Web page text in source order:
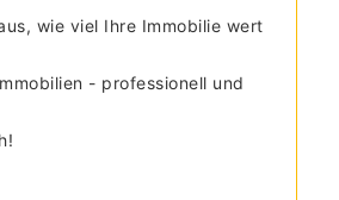
wie viel Ihre Immobilie wert
- professionell und